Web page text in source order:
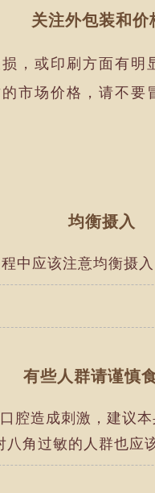
关注外包装和价
，或印刷方面有
市场价格，请不要
均衡摄入
中应该注意均衡摄
有些人群请谨慎
腔造成刺激，建议
八角过敏的人群也应